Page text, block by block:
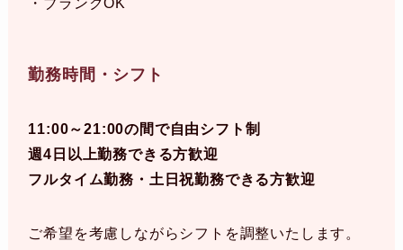
・ブランクOK
勤務時間・シフト
11:00～21:00の間で自由シフト制
週4日以上勤務できる方歓迎
フルタイム勤務・土日祝勤務できる方歓迎
ご希望を考慮しながらシフトを調整いたします。